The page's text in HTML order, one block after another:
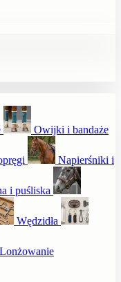
Owijki i bandaże
Napierśniki i
i puśliska
Wędzidła
Lonżowanie